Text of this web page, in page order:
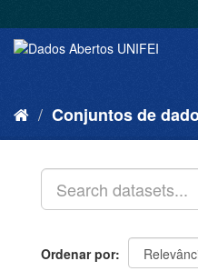
Conjuntos de
Ordenar por